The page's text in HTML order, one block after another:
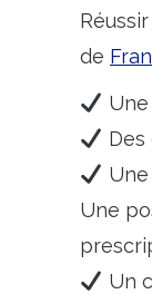
de
Une
Un